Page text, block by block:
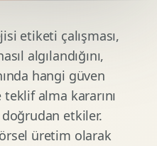
etiketi çalışması,
algılandığını,
hangi güven
alma kararını
etkiler.
üretim olarak